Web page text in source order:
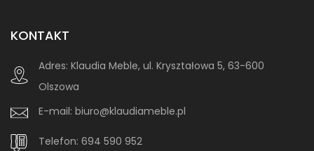
KONTAKT
Adres: Klaudia Meble, ul. Kryształowa 5, 63-600
Olszowa
E-mail: biuro@klaudiameble.pl
Telefon: 694 590 952